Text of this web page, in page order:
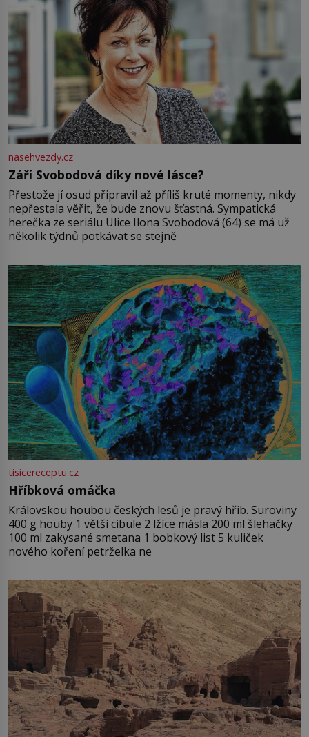
nasehvezdy.cz
Září Svobodová díky nové lásce?
Přestože jí osud připravil až příliš kruté momenty, nikdy
nepřestala věřit, že bude znovu šťastná. Sympatická
herečka ze seriálu Ulice Ilona Svobodová (64) se má už
několik týdnů potkávat se stejně
tisicereceptu.cz
Hříbková omáčka
Královskou houbou českých lesů je pravý hřib. Suroviny
400 g houby 1 větší cibule 2 lžíce másla 200 ml šlehačky
100 ml zakysané smetana 1 bobkový list 5 kuliček
nového koření petrželka ne